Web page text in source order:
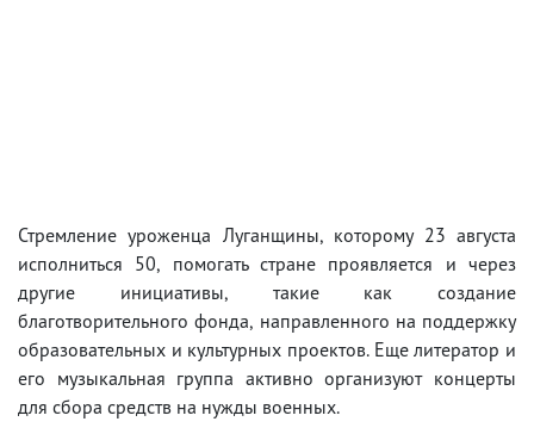
Стремление уроженца Луганщины, которому 23 августа
исполниться 50, помогать стране проявляется и через
другие инициативы, такие как создание
благотворительного фонда, направленного на поддержку
образовательных и культурных проектов. Еще литератор и
его музыкальная группа активно организуют концерты
для сбора средств на нужды военных.